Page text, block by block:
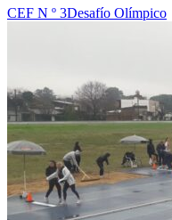
CEF N º 3Desafío Olímpico